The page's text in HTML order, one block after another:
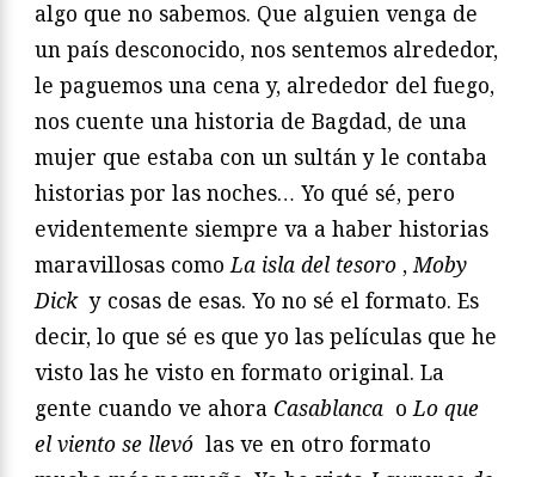
algo que no sabemos. Que alguien venga de
un país desconocido, nos sentemos alrededor,
le paguemos una cena y, alrededor del fuego,
nos cuente una historia de Bagdad, de una
mujer que estaba con un sultán y le contaba
historias por las noches… Yo qué sé, pero
evidentemente siempre va a haber historias
maravillosas comoLa isla del tesoro ,Moby
Dick y cosas de esas. Yo no sé el formato. Es
decir, lo que sé es que yo las películas que he
visto las he visto en formato original. La
gente cuando ve ahora Casablanca oLo que
el viento se llevó las ve en otro formato